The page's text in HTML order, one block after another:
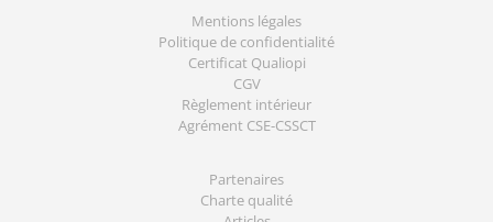
Mentions légales
Politique de confidentialité
Certificat Qualiopi
CGV
Règlement intérieur
Agrément CSE-CSSCT
Partenaires
Charte qualité